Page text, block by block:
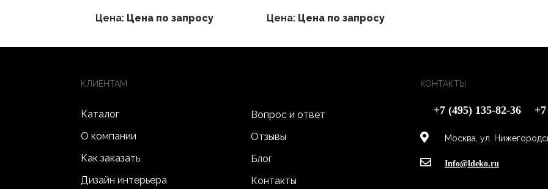
Цена: Цена по запросу Цена: Цена по запросу
КЛИЕНТАМ
Каталог
О компании
Как заказать
Дизайн интерьера
Вопрос и ответ
Отзывы
Блог
Контакты
КОНТАКТЫ
+7 (495) 135-82-36
Москва, ул.
Info@ldeko.ru